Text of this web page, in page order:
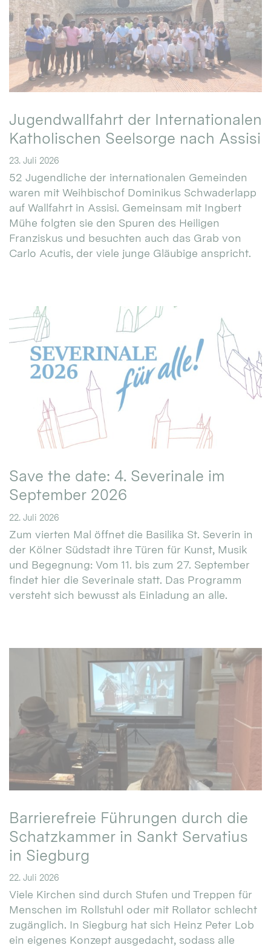
Jugendwallfahrt der Internationalen
Katholischen Seelsorge nach Assisi
23. Juli 2026
52 Jugendliche der internationalen Gemeinden
waren mit Weihbischof Dominikus Schwaderlapp
auf Wallfahrt in Assisi. Gemeinsam mit Ingbert
Mühe folgten sie den Spuren des Heiligen
Franziskus und besuchten auch das Grab von
Carlo Acutis, der viele junge Gläubige anspricht.
Save the date: 4. Severinale im
September 2026
22. Juli 2026
Zum vierten Mal öffnet die Basilika St. Severin in
der Kölner Südstadt ihre Türen für Kunst, Musik
und Begegnung: Vom 11. bis zum 27. September
findet hier die Severinale statt. Das Programm
versteht sich bewusst als Einladung an alle.
Barrierefreie Führungen durch die
Schatzkammer in Sankt Servatius
in Siegburg
22. Juli 2026
Viele Kirchen sind durch Stufen und Treppen für
Menschen im Rollstuhl oder mit Rollator schlecht
zugänglich. In Siegburg hat sich Heinz Peter Lob
ein eigenes Konzept ausgedacht, sodass alle